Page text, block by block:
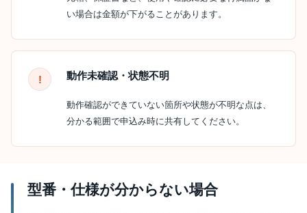
い場合は金額が下がることがあります。
動作未確認・状態不明
動作確認ができていない箇所や状態が不明な点は、
分かる範囲で申込み時に共有してください。
型番・仕様が分からない場合